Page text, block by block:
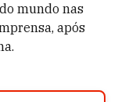
mundo nas
após